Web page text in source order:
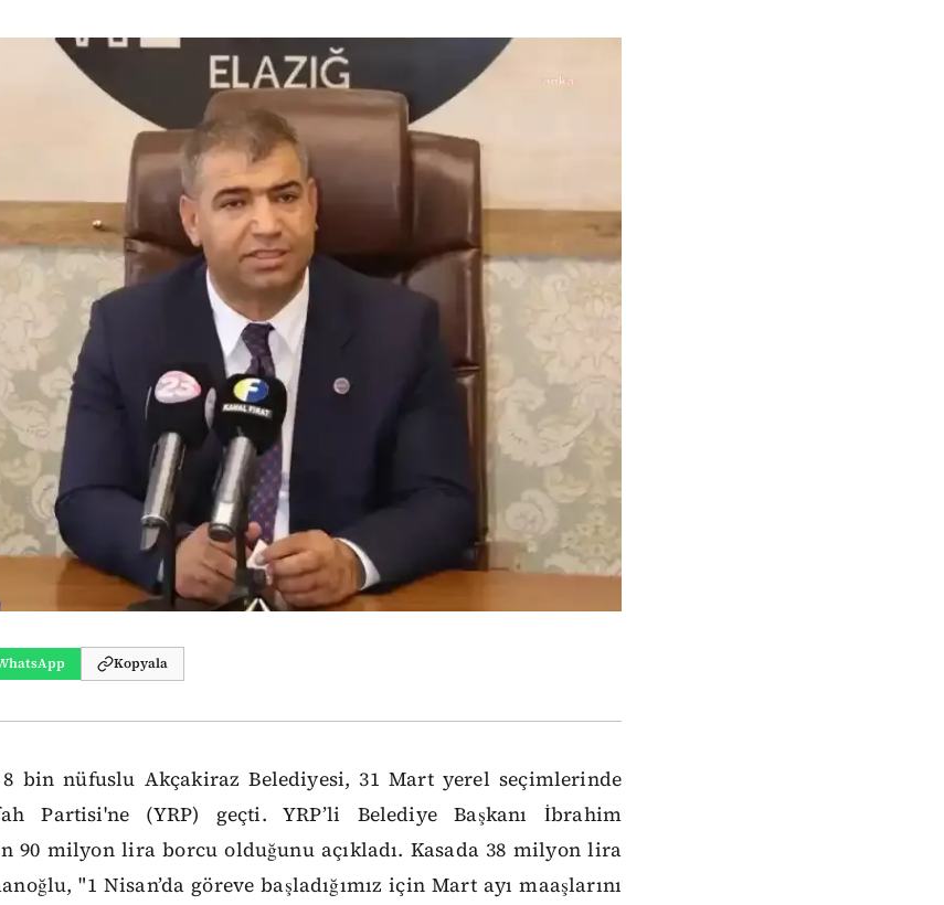
Kopyala
8 bin nüfuslu Akçakiraz Belediyesi, 31 Mart yerel seçimlerinde
Partisi'ne (YRP) geçti. YRP’li Belediye Başkanı İbrahim
90 milyon lira borcu olduğunu açıkladı. Kasada 38 milyon lira
"1 Nisan’da göreve başladığımız için Mart ayı maaşlarını